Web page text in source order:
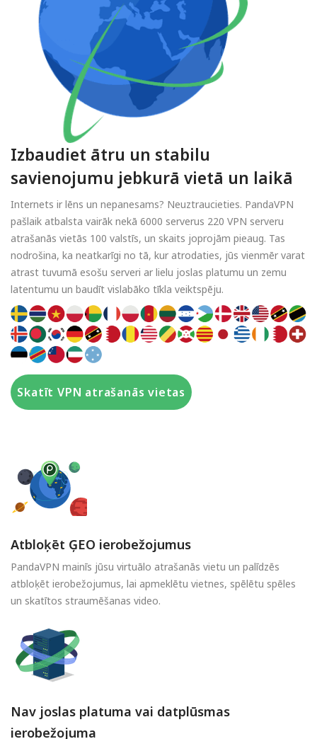
Izbaudiet ātru un stabilu
savienojumu jebkurā vietā un laikā
Internets ir lēns un nepanesams? Neuztraucieties. PandaVPN
pašlaik atbalsta vairāk nekā 6000 serverus 220 VPN serveru
atrašanās vietās 100 valstīs, un skaits joprojām pieaug. Tas
nodrošina, ka neatkarīgi no tā, kur atrodaties, jūs vienmēr varat
atrast tuvumā esošu serveri ar lielu joslas platumu un zemu
latentumu un baudīt vislabāko tīkla veiktspēju.
Skatīt VPN atrašanās vietas
Atbloķēt ĢEO ierobežojumus
PandaVPN mainīs jūsu virtuālo atrašanās vietu un palīdzēs
atbloķēt ierobežojumus, lai apmeklētu vietnes, spēlētu spēles
un skatītos straumēšanas video.
Nav joslas platuma vai datplūsmas
ierobežojuma